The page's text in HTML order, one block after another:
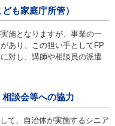
も家庭庁所管）
施となりますが、事業の一
あり、この担い手としてFP
対し、講師や相談員の派遣
談会等への協力
て、自治体が実施するシニア